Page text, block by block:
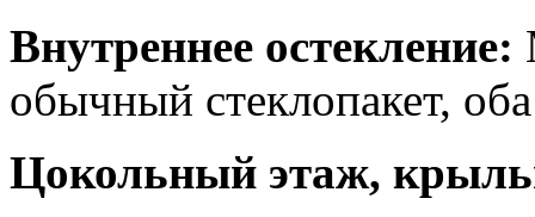
Внутреннее остекление:
обычный стеклопакет,
Цокольный этаж,